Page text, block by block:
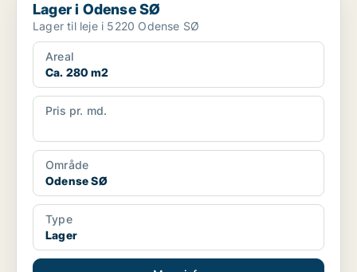
Lager i Odense SØ
Lager til leje i 5220 Odense SØ
Areal
Ca. 280 m2
Pris pr. md.
Område
Odense SØ
Type
Lager